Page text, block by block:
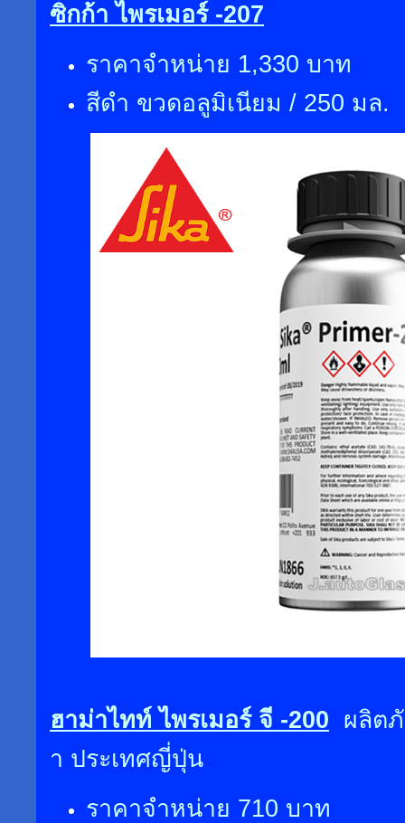
ซิกก้า ไพรเมอร์ -207
ราคาจำหน่าย 1,330 บาท
สีดำ ขวดอลูมิเนียม / 250 มล.
ฮาม่าไทท์ ไพรเมอร์ จี -200 ผลิต
า ประเทศญี่ปุ่น
ราคาจำหน่าย 710 บาท